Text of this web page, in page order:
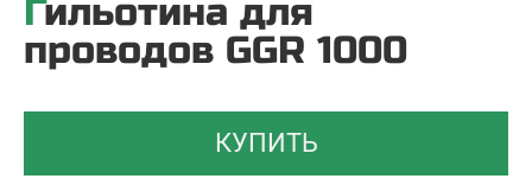
Гильотина для
проводов GGR 1000
КУПИТЬ